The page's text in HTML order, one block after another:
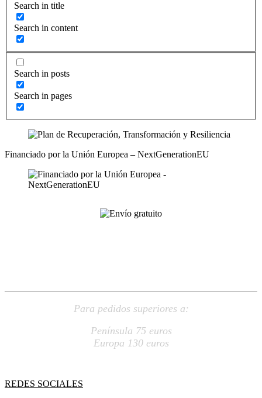
Search in title
Search in content
Search in posts
Search in pages
Financiado por la Unión Europea – NextGenerationEU
Para pedidos superiores a:
Península 75 euros
Europa 130 euros
REDES SOCIALES